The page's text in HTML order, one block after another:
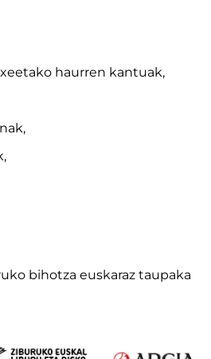
haurren kantuak,
bihotza euskaraz taupaka